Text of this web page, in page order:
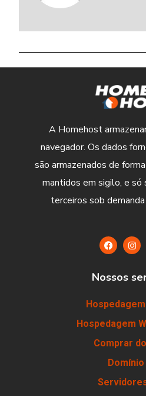
A Homehost
navegador. Os dados
são armazenados de
mantidos em sigilo, e só
terceiros sob
Nossos
Hospedagem
Comprar
Domínio